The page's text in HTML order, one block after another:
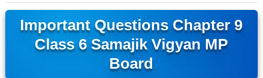
Important Questions Chapter 9
Class 6 Samajik Vigyan MP
Board